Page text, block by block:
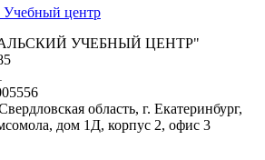
Учебный центр
УЧЕБНЫЙ ЦЕНТР"
область, г. Екатеринбург,
дом 1Д, корпус 2, офис 3